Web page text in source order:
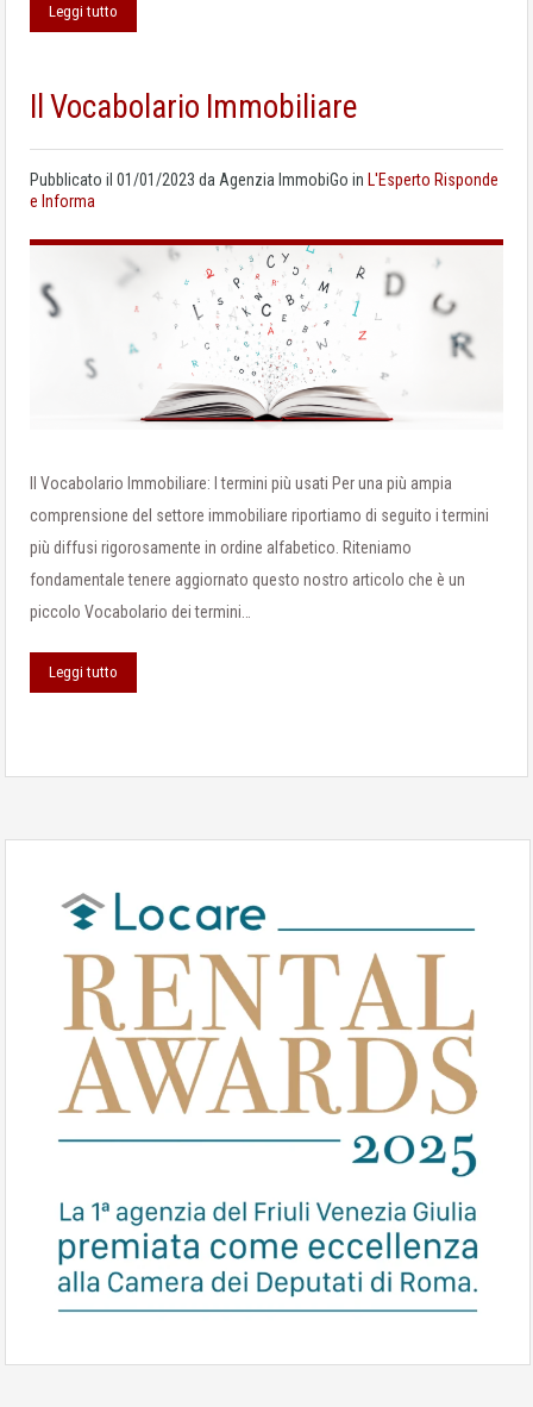
Leggi tutto
Il Vocabolario Immobiliare
Pubblicato il 01/01/2023 da Agenzia ImmobiGo in L'Esperto Risponde
e Informa
Il Vocabolario Immobiliare: I termini più usati Per una più ampia
comprensione del settore immobiliare riportiamo di seguito i termini
più diffusi rigorosamente in ordine alfabetico. Riteniamo
fondamentale tenere aggiornato questo nostro articolo che è un
piccolo Vocabolario dei termini…
Leggi tutto